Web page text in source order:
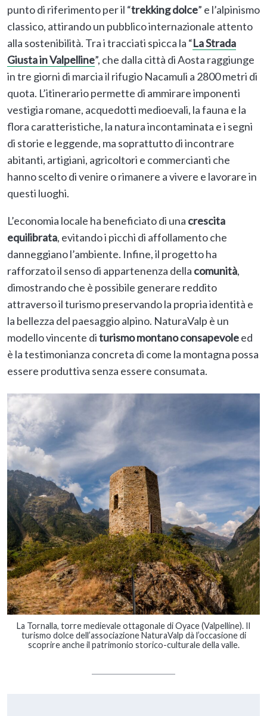
punto di riferimento per il “trekking dolce” e l’alpinismo
classico, attirando un pubblico internazionale attento
alla sostenibilità. Tra i tracciati spicca la “La Strada
Giusta in Valpelline”, che dalla città di Aosta raggiunge
in tre giorni di marcia il rifugio Nacamuli a 2800 metri di
quota. L’itinerario permette di ammirare imponenti
vestigia romane, acquedotti medioevali, la fauna e la
flora caratteristiche, la natura incontaminata e i segni
di storie e leggende, ma soprattutto di incontrare
abitanti, artigiani, agricoltori e commercianti che
hanno scelto di venire o rimanere a vivere e lavorare in
questi luoghi.
L’economia locale ha beneficiato di una crescita
equilibrata, evitando i picchi di affollamento che
danneggiano l’ambiente. Infine, il progetto ha
rafforzato il senso di appartenenza della comunità,
dimostrando che è possibile generare reddito
attraverso il turismo preservando la propria identità e
la bellezza del paesaggio alpino. NaturaValp è un
modello vincente diturismo montano consapevoleed
è la testimonianza concreta di come la montagna possa
essere produttiva senza essere consumata.
La Tornalla, torre medievale ottagonale di Oyace (Valpelline). Il
turismo dolce dell’associazione NaturaValp dà l’occasione di
scoprire anche il patrimonio storico-culturale della valle.